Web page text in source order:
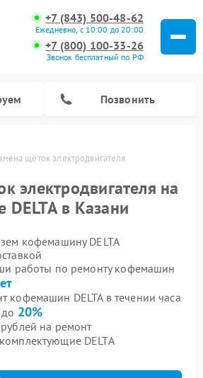
+7 (843) 500-48-62
Ежедневно, с 10:00 до 20:00
+7 (800) 100-33-26
Звонок бесплатный по РФ
Позвонить
щёток электродвигателя
электродвигателя на
в Казани
кофемашину DELTA
работы по ремонту кофемашин
кофемашин DELTA в течении часа
20%
на ремонт
DELTA